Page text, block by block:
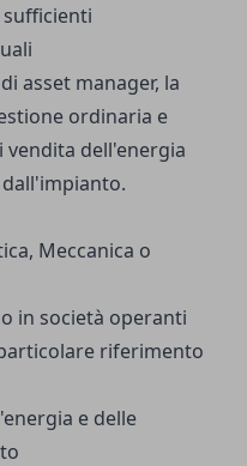
asset manager, la
ordinaria e
dell'energia
Meccanica o
in società operanti
riferimento
e delle